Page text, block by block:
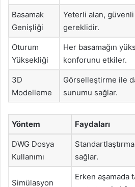
Basamak
Genişliği
Yeterli alan,
gereklidir.
Oturum
Yüksekliği
Her basamağın
konforunu etkiler.
3D
Modelleme
Görselleştirme ile
sunumu sağlar.
Yöntem Faydaları
DWG Dosya
Kullanımı
sağlar.
Simülasyon
Erken aşamada